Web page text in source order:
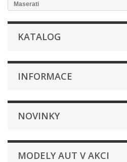
Maserati
KATALOG
INFORMACE
NOVINKY
MODELY AUT V AKCI